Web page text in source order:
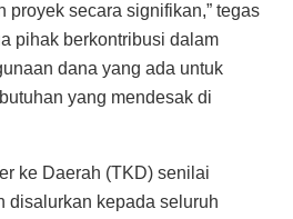
proyek secara signifikan,” tegas
pihak berkontribusi dalam
dana yang ada untuk
yang mendesak di
ke Daerah (TKD) senilai
disalurkan kepada seluruh